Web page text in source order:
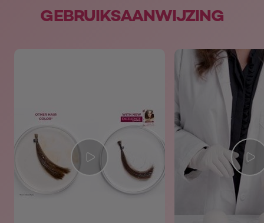
GEBRUIKSAANWIJZING